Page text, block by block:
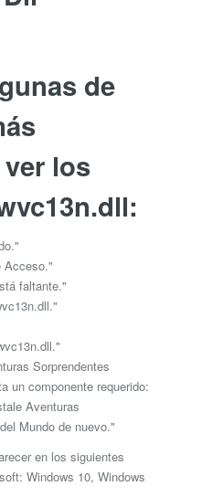
de
los
Acceso."
faltante."
Sorprendentes
un componente requerido:
Aventuras
Mundo de nuevo."
en los siguientes
Windows 10, Windows